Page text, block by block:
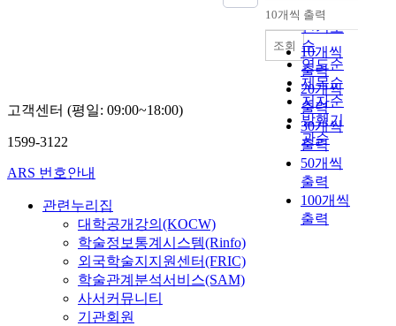
순
인기도
순
연도순
제목순
저자순
발행기
관순
내림차순
10개씩 출력
10개씩
출력
20개씩
출력
30개씩
출력
50개씩
출력
100개씩
출력
조회
고객센터 (평일: 09:00~18:00)
1599-3122
ARS 번호안내
관련누리집
대학공개강의(KOCW)
학술정보통계시스템(Rinfo)
외국학술지지원센터(FRIC)
학술관계분석서비스(SAM)
사서커뮤니티
기관회원